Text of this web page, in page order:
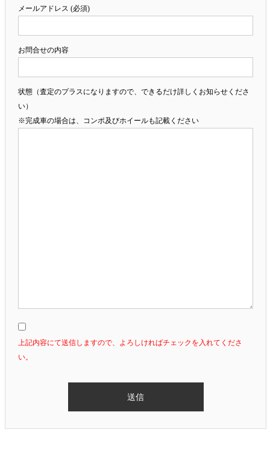
メールアドレス (必須)
お問合せの内容
状態（査定のプラスになりますので、できるだけ詳しくお知らせくださ
い）
※完成車の場合は、コンポ及びホイールも記載ください
上記内容にて送信しますので、よろしければチェックを入れてくださ
い。